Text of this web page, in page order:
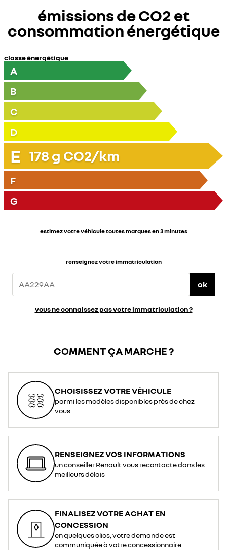
émissions de CO2 et
consommation énergétique
classe énergétique
A
B
C
D
E 178 g CO2/km
F
G
estimez votre véhicule toutes marques en 3 minutes
renseignez votre immatriculation
ok
vous ne connaissez pas votre immatriculation ?
COMMENT ÇA MARCHE ?
CHOISISSEZ VOTRE VÉHICULE
parmi les modèles disponibles près de chez
vous
RENSEIGNEZ VOS INFORMATIONS
un conseiller Renault vous recontacte dans les
meilleurs délais
FINALISEZ VOTRE ACHAT EN
CONCESSION
en quelques clics, votre demande est
communiquée à votre concessionnaire